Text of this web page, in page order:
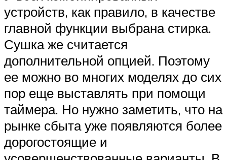
устройств, как правило, в качестве
главной функции выбрана стирка.
Сушка же считается
дополнительной опцией. Поэтому
ее можно во многих моделях до сих
пор еще выставлять при помощи
таймера. Но нужно заметить, что на
рынке сбыта уже появляются более
дорогостоящие и